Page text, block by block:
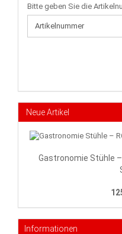
BITTE
GEBEN
SIE
DIE
EIN.
Bitte geben Sie die
Neue Artikel
Gastronomie Stühle
Informationen